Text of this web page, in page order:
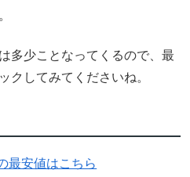
多少ことなってくるので、最
クしてみてくださいね。
最安値はこちら